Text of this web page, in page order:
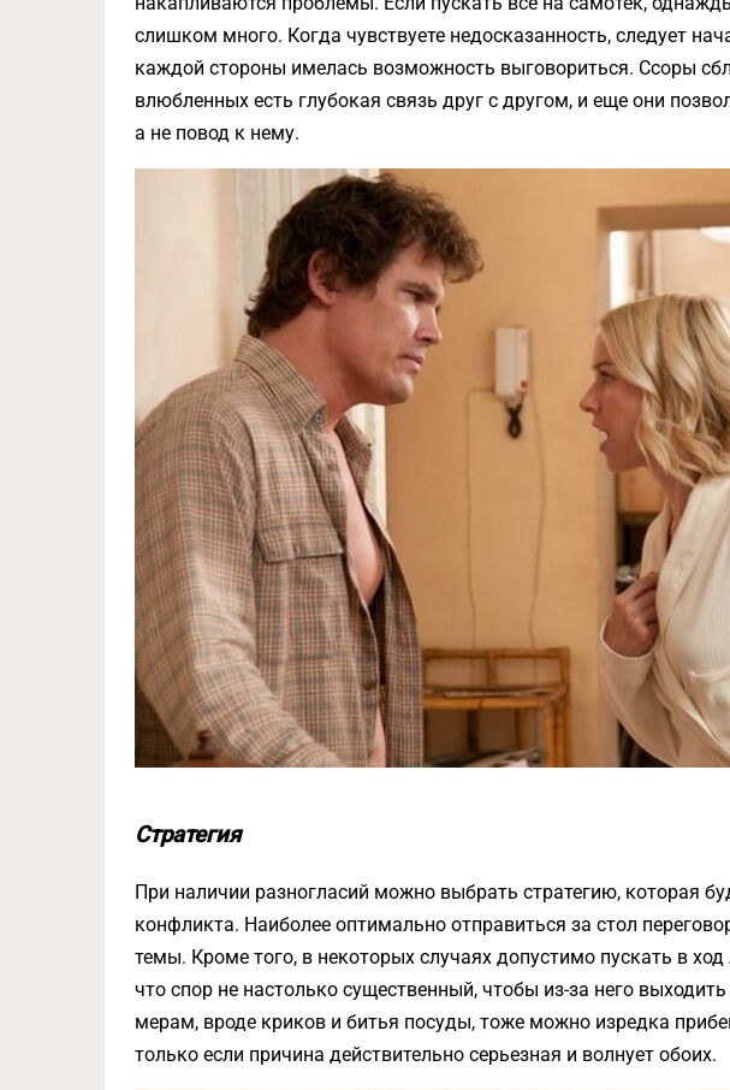
слишком много. Когда чувствуете недосказанность, следует
каждой стороны имелась возможность выговориться. Ссоры
влюбленных есть глубокая связь друг с другом, и еще они
а не повод к нему.
Стратегия
При наличии разногласий можно выбрать стратегию, которая
конфликта. Наиболее оптимально отправиться за стол
темы. Кроме того, в некоторых случаях допустимо пускать в
что спор не настолько существенный, чтобы из-за него
мерам, вроде криков и битья посуды, тоже можно изредка
только если причина действительно серьезная и волнует обоих.